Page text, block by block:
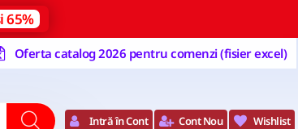
65%
Oferta catalog 2026 pentru comenzi (fisier excel)
Intră în Cont Cont Nou Wishlist